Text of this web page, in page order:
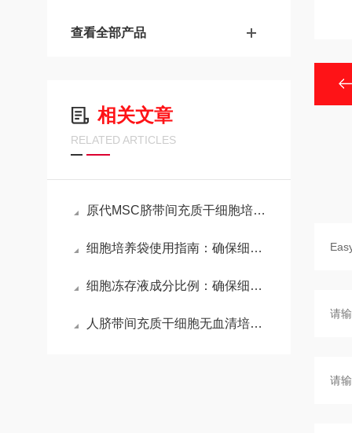
查看全部产品
相关文章
RELATED ARTICLES
原代MSC脐带间充质干细胞培养基基本成分与特性
细胞培养袋使用指南：确保细胞培养的高效与安全
细胞冻存液成分比例：确保细胞存活的关键
人脐带间充质干细胞无血清培养基（化学成分限定）